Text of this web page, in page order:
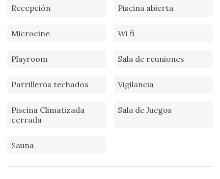
Recepción Piscina abierta
Microcine Wi fi
Playroom Sala de reuniones
Parrilleros techados Vigilancia
Piscina Climatizada
cerrada
Sala de Juegos
Sauna